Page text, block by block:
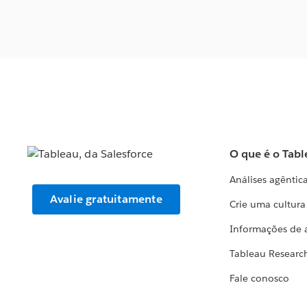
Avalie gratuitamente
O que é o
Análises
Crie uma
Informações de
Tableau
Fale conosco